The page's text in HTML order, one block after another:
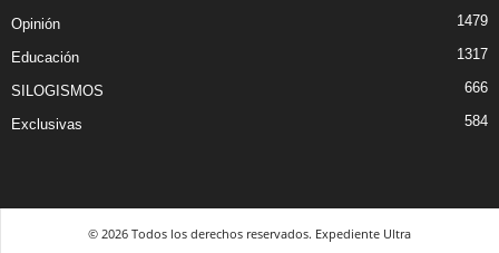
Opinión 1479
Educación 1317
SILOGISMOS 666
Exclusivas 584
© 2026 Todos los derechos reservados. Expediente Ultra